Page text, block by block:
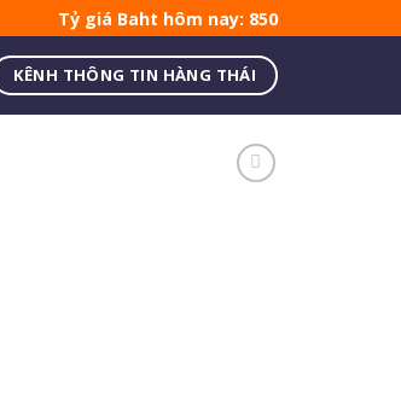
Tỷ giá Baht hôm nay: 850
KÊNH THÔNG TIN HÀNG THÁI